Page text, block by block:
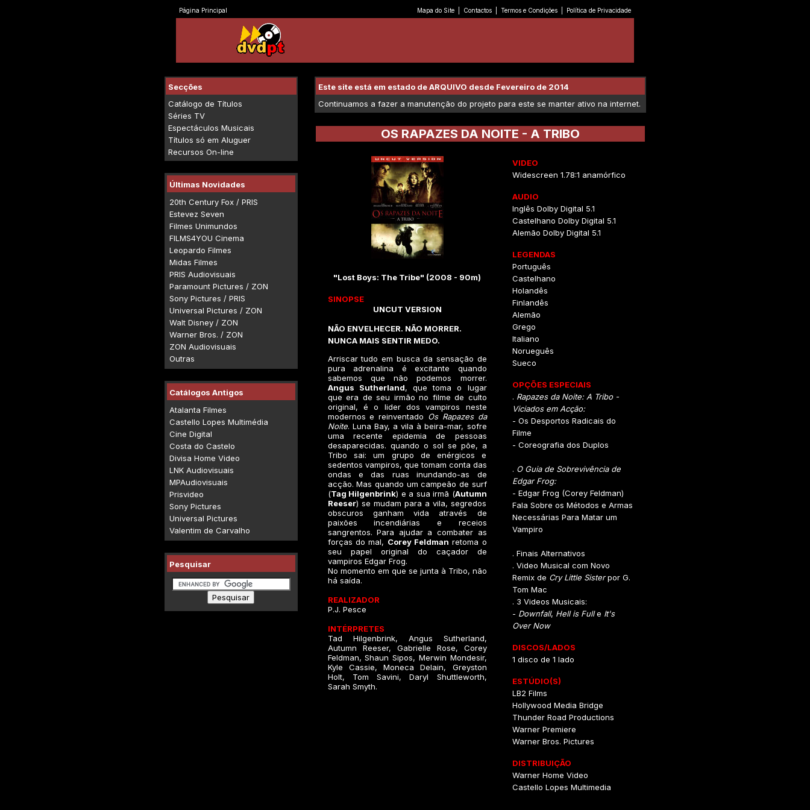
Página Principal Mapa do Site Contactos Termos e Condições Política de Privacidade
Secções
Catálogo de Títulos
Séries TV
Espectáculos Musicais
Títulos só em Aluguer
Recursos On-line
Últimas Novidades
20th Century Fox / PRIS
Estevez Seven
Filmes Unimundos
FILMS4YOU Cinema
Leopardo Filmes
Midas Filmes
PRIS Audiovisuais
Paramount Pictures / ZON
Sony Pictures / PRIS
Universal Pictures / ZON
Walt Disney / ZON
Warner Bros. / ZON
ZON Audiovisuais
Outras
Catálogos Antigos
Atalanta Filmes
Castello Lopes Multimédia
Cine Digital
Costa do Castelo
Divisa Home Video
LNK Audiovisuais
MPAudiovisuais
Prisvideo
Sony Pictures
Universal Pictures
Valentim de Carvalho
Pesquisar
Este site está em estado de ARQUIVO desde Fevereiro de 2014
Continuamos a fazer a manutenção do projeto para este se manter ativo na internet.
OS RAPAZES DA NOITE - A TRIBO
"Lost Boys: The Tribe" (2008 - 90m)
SINOPSE
UNCUT VERSION
NÃO ENVELHECER. NÃO MORRER.
NUNCA MAIS SENTIR MEDO.
Arriscar tudo em busca da sensação de
pura adrenalina é excitante quando
sabemos que não podemos morrer.
Angus Sutherland, que toma o lugar
que era de seu irmão no filme de culto
original, é o lider dos vampiros neste
modernos e reinventado Os Rapazes da
Noite. Luna Bay, a vila à beira-mar, sofre
uma recente epidemia de pessoas
desaparecidas. quando o sol se põe, a
Tribo sai: um grupo de enérgicos e
sedentos vampiros, que tomam conta das
ondas e das ruas inundando-as de
acção. Mas quando um campeão de surf
(Tag Hilgenbrink) e a sua irmã (Autumn
Reeser) se mudam para a vila, segredos
obscuros ganham vida através de
paixões incendiárias e receios
sangrentos. Para ajudar a combater as
forças do mal, Corey Feldman retoma o
seu papel original do caçador de
vampiros Edgar Frog.
No momento em que se junta à Tribo, não
há saída.
REALIZADOR
P.J. Pesce
INTÉRPRETES
Tad Hilgenbrink, Angus Sutherland,
Autumn Reeser, Gabrielle Rose, Corey
Feldman, Shaun Sipos, Merwin Mondesir,
Kyle Cassie, Moneca Delain, Greyston
Holt, Tom Savini, Daryl Shuttleworth,
Sarah Smyth.
VIDEO
Widescreen 1.78:1 anamórfico
AUDIO
Inglês Dolby Digital 5.1
Castelhano Dolby Digital 5.1
Alemão Dolby Digital 5.1
LEGENDAS
Português
Castelhano
Holandês
Finlandês
Alemão
Grego
Italiano
Norueguês
Sueco
OPÇÕES ESPECIAIS
. Rapazes da Noite: A Tribo -
Viciados em Acção:
- Os Desportos Radicais do
Filme
- Coreografia dos Duplos
. O Guia de Sobrevivência de
Edgar Frog:
- Edgar Frog (Corey Feldman)
Fala Sobre os Métodos e Armas
Necessárias Para Matar um
Vampiro
. Finais Alternativos
. Video Musical com Novo
Remix de Cry Little Sisterpor G.
Tom Mac
. 3 Videos Musicais:
- Downfall, Hell is Fulle It's
Over Now
DISCOS/LADOS
1 disco de 1 lado
ESTÚDIO(S)
LB2 Films
Hollywood Media Bridge
Thunder Road Productions
Warner Premiere
Warner Bros. Pictures
DISTRIBUIÇÃO
Warner Home Video
Castello Lopes Multimedia